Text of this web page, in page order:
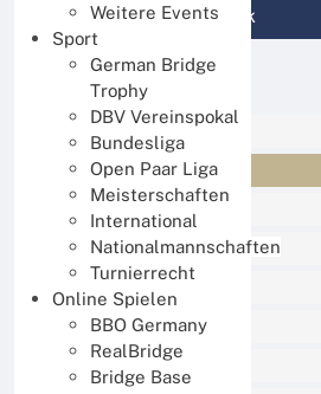
Weitere Events
Sport
German Bridge
Trophy
DBV Vereinspokal
Bundesliga
Open Paar Liga
Meisterschaften
International
Nationalmannschaften
Turnierrecht
Online Spielen
BBO Germany
RealBridge
Bridge Base
Login DBV Datenbank
News Kategorien
Alle News
Events
Online Spielen
Lernen und Trainieren
Jugend
Organisation